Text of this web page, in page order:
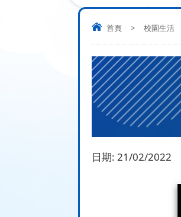
首頁 > 校園生活
日期: 21/02/2022